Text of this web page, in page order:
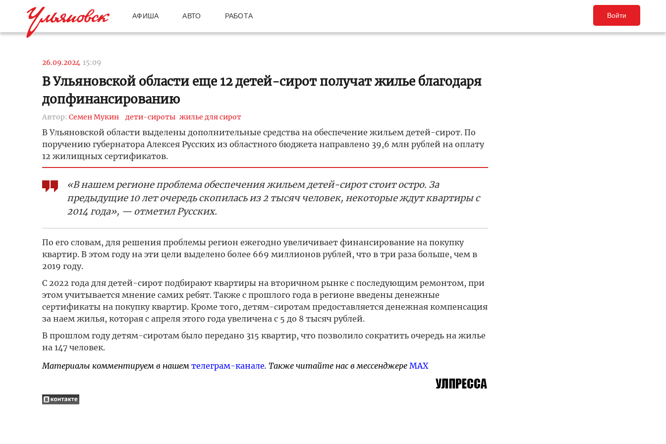
АФИША АВТО РАБОТА Войти
26.09.2024 15:09
В Ульяновской области еще 12 детей-сирот получат жилье благодаря
допфинансированию
Автор: Семен Мукин дети-сироты жилье для сирот
В Ульяновской области выделены дополнительные средства на обеспечение жильем детей-сирот. По
поручению губернатора Алексея Русских из областного бюджета направлено 39,6 млн рублей на оплату
12 жилищных сертификатов.
«В нашем регионе проблема обеспечения жильем детей-сирот стоит остро. За
предыдущие 10 лет очередь скопилась из 2 тысяч человек, некоторые ждут квартиры с
2014 года», — отметил Русских.
По его словам, для решения проблемы регион ежегодно увеличивает финансирование на покупку
квартир. В этом году на эти цели выделено более 669 миллионов рублей, что в три раза больше, чем в
2019 году.
С 2022 года для детей-сирот подбирают квартиры на вторичном рынке с последующим ремонтом, при
этом учитывается мнение самих ребят. Также с прошлого года в регионе введены денежные
сертификаты на покупку квартир. Кроме того, детям-сиротам предоставляется денежная компенсация
за наем жилья, которая с апреля этого года увеличена с 5 до 8 тысяч рублей.
В прошлом году детям-сиротам было передано 315 квартир, что позволило сократить очередь на жилье
на 147 человек.
Материалы комментируем в нашем телеграм-канале. Также читайте нас в мессенджере MAX